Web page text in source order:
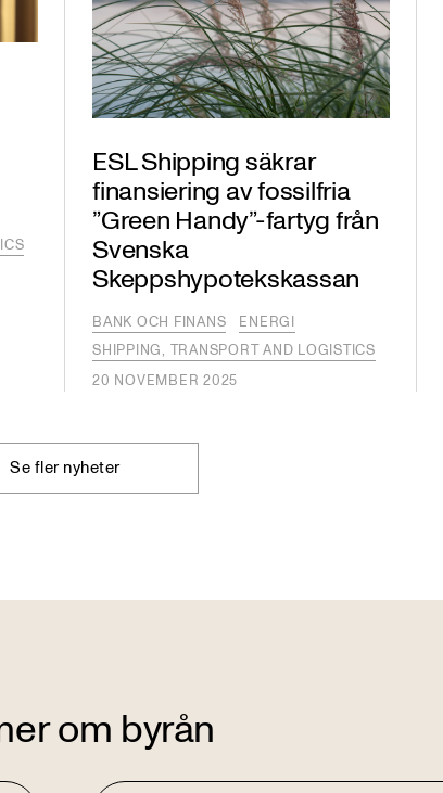
ESL Shipping säkrar
finansiering av fossilfria
”Green Handy”-fartyg från
Svenska
Skeppshypotekskassan
BANK OCH FINANS
ENERGI
SHIPPING, TRANSPORT AND LOGISTICS
20 NOVEMBER 2025
Se fler nyheter
om byrån